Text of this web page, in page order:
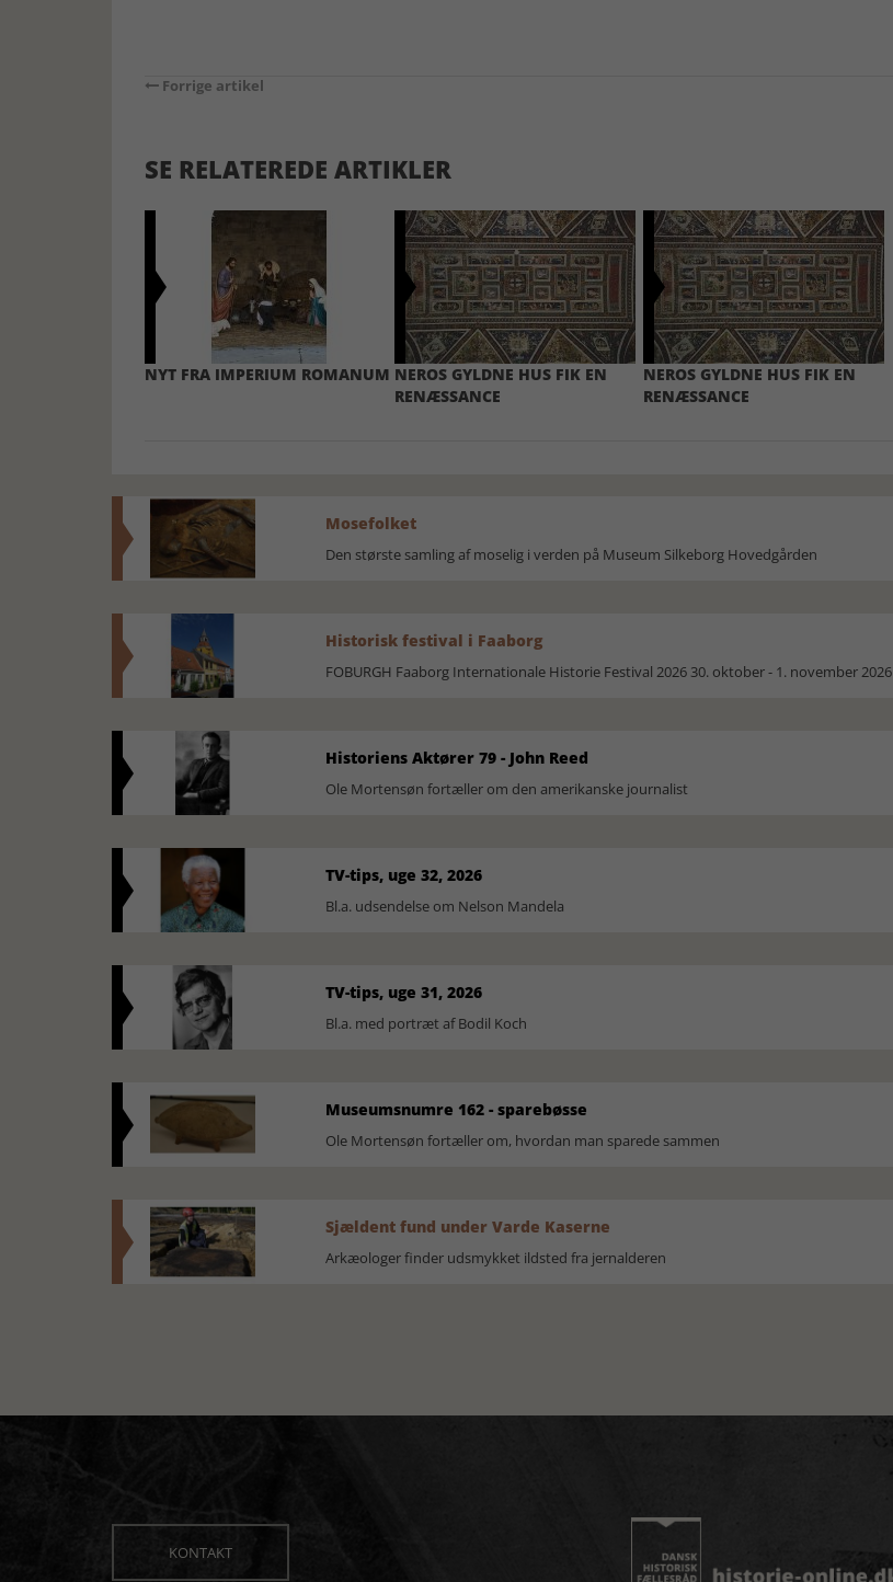
Forrige artikel
SE RELATEREDE ARTIKLER
NYT FRA IMPERIUM ROMANUM NEROS GYLDNE HUS FIK EN
RENÆSSANCE
NEROS GYLDNE HUS FIK EN
RENÆSSANCE
Mosefolket
Den største samling af moselig i verden på Museum Silkeborg Hovedgården
Historisk festival i Faaborg
FOBURGH Faaborg Internationale Historie Festival 2026 30. oktober - 1. november 2026
Historiens Aktører 79 - John Reed
Ole Mortensøn fortæller om den amerikanske journalist
TV-tips, uge 32, 2026
Bl.a. udsendelse om Nelson Mandela
TV-tips, uge 31, 2026
Bl.a. med portræt af Bodil Koch
Museumsnumre 162 - sparebøsse
Ole Mortensøn fortæller om, hvordan man sparede sammen
Sjældent fund under Varde Kaserne
Arkæologer finder udsmykket ildsted fra jernalderen
KONTAKT